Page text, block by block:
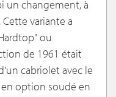
un changement, à
Cette variante a
ou
de 1961 était
cabriolet avec le
option soudé en